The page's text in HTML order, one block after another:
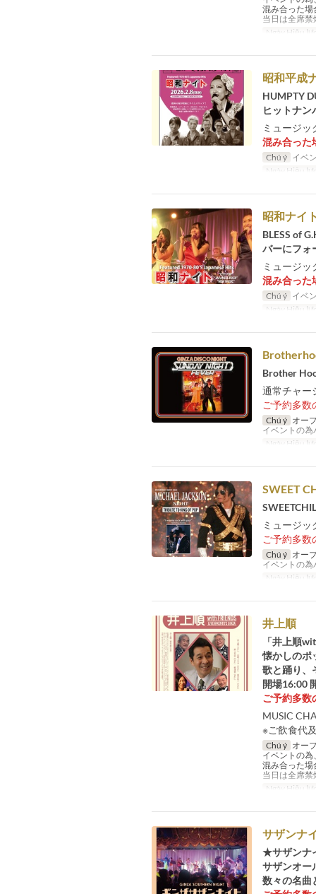
混み合った場
当日は全席
Ngày Hiệu
昭和平成
HUMPTY
ヒットナン
ミュージ
混み合った
Chú ý イベ
Ngày Hiệu
昭和ナイ
BLESS of
バーにフォ
ミュージ
混み合った
Chú ý イベ
Ngày Hiệu
Brother
通常チャー
ご予約多数
Chú ý オー
イベントの
Ngày Hiệu
SWEET
ミュージ
ご予約多数
Chú ý オー
イベントの
Ngày Hiệu
井上順
「井上順
懐かしのポ
歌と踊り、
開場16:00
ご予約多数
MUSIC
※ご飲食代
Chú ý オー
イベントの
混み合った場
当日は全席
Ngày Hiệu
サザンナ
★サザンナ
サザンオー
数々の名曲